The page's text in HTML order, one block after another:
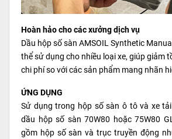
Hoàn hảo cho các xưởng dịch vụ
Dầu hộp số sàn AMSOIL Synthetic
thể sử dụng cho nhiều loại xe, giúp giảm
chi phí so với các sản phẩm mang nhãn
ỨNG DỤNG
Sử dụng trong hộp số sàn ô tô và xe
dầu hộp số sàn 70W80 hoặc 75W80
gồm hộp số sàn và trục truyền động